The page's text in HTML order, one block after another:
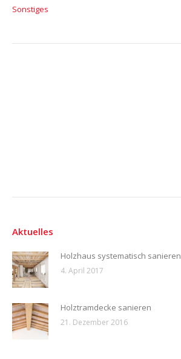
Sonstiges
Aktuelles
Holzhaus systematisch sanieren
4. April 2017
Holztramdecke sanieren
21. Dezember 2016